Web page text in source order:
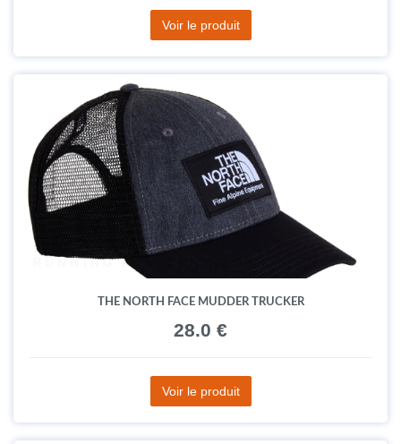
Voir le produit
THE NORTH FACE MUDDER TRUCKER
28.0 €
Voir le produit